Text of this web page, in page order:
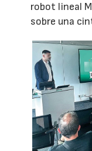
robot lineal
sobre una